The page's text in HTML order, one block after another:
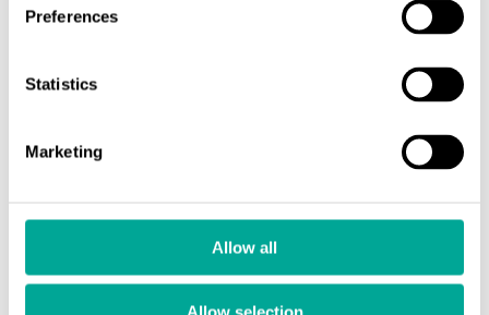
Preferences
Statistics
Marketing
Allow all
Allow selection
Päästö­mittaus­järjestelmät